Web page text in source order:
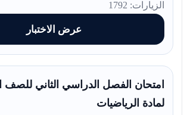
الزيارات: 1792
عرض الاختبار
امتحان الفصل الدراسي الثاني للصف
لمادة الرياضيات